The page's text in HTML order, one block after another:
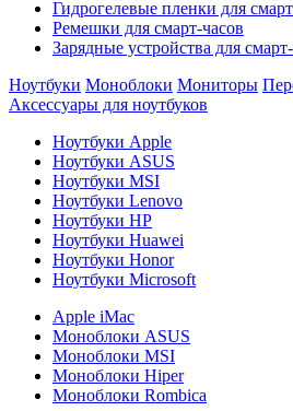
Гидрогелевые пленки для
Ремешки для смарт-часов
Зарядные устройства для
Ноутбуки Моноблоки Мониторы
Аксессуары для ноутбуков
Ноутбуки Apple
Ноутбуки ASUS
Ноутбуки MSI
Ноутбуки Lenovo
Ноутбуки HP
Ноутбуки Huawei
Ноутбуки Honor
Ноутбуки Microsoft
Apple iMac
Моноблоки ASUS
Моноблоки MSI
Моноблоки Hiper
Моноблоки Rombica